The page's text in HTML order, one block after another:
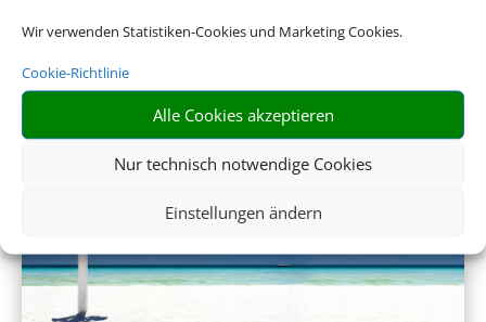
Wir verwenden Statistiken-Cookies und Marketing Cookies.
Cookie-Richtlinie
Alle Cookies akzeptieren
Nur technisch notwendige Cookies
Einstellungen ändern
Mietwagen